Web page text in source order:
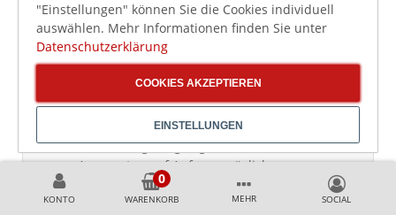
KONTO WARENKORB MEHR
Premium-Aggregate und Huckepack-
Aggregate für gewerbliche Kühlräume.
Passende Ergänzungen wie Kühlzellen,
Tiefkühlzellen, Premium-Zellen und
Kühlzellen-Regale im Shop.
Winterkit oder witterungsgeeignete
Ausführung bei geeigneten Premium-
Aggregaten auf Anfrage möglich.
Persönliche Beratung bei Fragen zu
"Einstellungen" können Sie die Cookies individuell
auswählen. Mehr Informationen finden Sie unter
Datenschutzerklärung
COOKIES AKZEPTIEREN
EINSTELLUNGEN